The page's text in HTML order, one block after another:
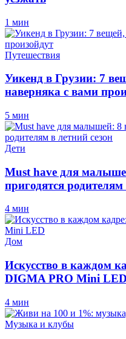
1 мин
Путешествия
Уикенд в Грузии: 7
наверняка с вами
5 мин
Дети
Must have для
пригодятся родителям
4 мин
Дом
Искусство в каждом
DIGMA PRO Mini LED
4 мин
Музыка и клубы